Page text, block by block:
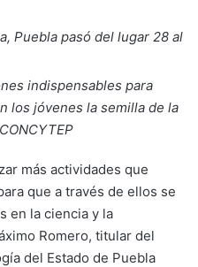
Puebla pasó del lugar 28 al
indispensables para
los jóvenes la semilla de la
más actividades que
que a través de ellos se
en la ciencia y la
Romero, titular del
del Estado de Puebla